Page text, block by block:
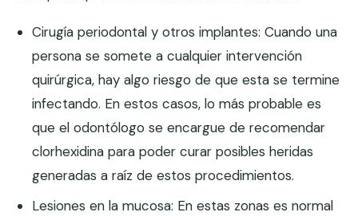
Cirugía periodontal y otros implantes: Cuando una
persona se somete a cualquier intervención
quirúrgica, hay algo riesgo de que esta se termine
infectando. En estos casos, lo más probable es
que el odontólogo se encargue de recomendar
clorhexidina para poder curar posibles heridas
generadas a raíz de estos procedimientos.
Lesiones en la mucosa: En estas zonas es normal